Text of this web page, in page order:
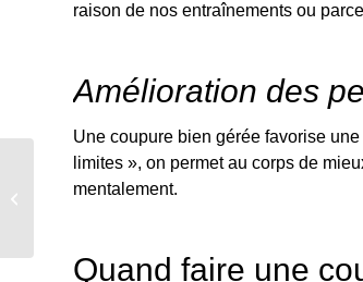
raison de nos entraînements ou
Amélioration des
Une coupure bien gérée favorise
limites », on permet au corps de
mentalement.
Quand faire une
Comment bien entamer